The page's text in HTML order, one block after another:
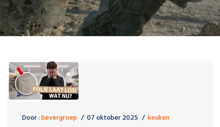
Door :bevergroep 07 oktober 2025 keuken